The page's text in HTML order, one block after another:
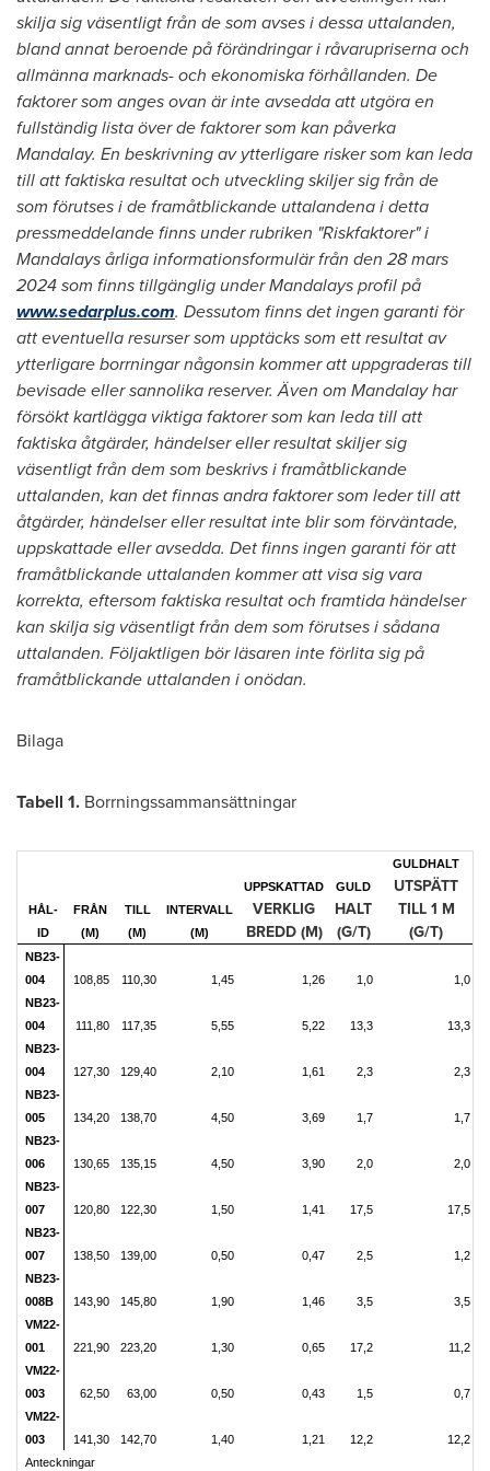
skilja sig väsentligt från de som avses i dessa uttalanden,
bland annat beroende på förändringar i råvarupriserna och
allmänna marknads- och ekonomiska förhållanden. De
faktorer som anges ovan är inte avsedda att utgöra en
fullständig lista över de faktorer som kan påverka
Mandalay. En beskrivning av ytterligare risker som kan leda
till att faktiska resultat och utveckling skiljer sig från de
som förutses i de framåtblickande uttalandena i detta
pressmeddelande finns under rubriken "Riskfaktorer" i
Mandalays årliga informationsformulär från den 28 mars
2024 som finns tillgänglig under Mandalays profil på
www.sedarplus.com. Dessutom finns det ingen garanti för
att eventuella resurser som upptäcks som ett resultat av
ytterligare borrningar någonsin kommer att uppgraderas till
bevisade eller sannolika reserver. Även om Mandalay har
försökt kartlägga viktiga faktorer som kan leda till att
faktiska åtgärder, händelser eller resultat skiljer sig
väsentligt från dem som beskrivs i framåtblickande
uttalanden, kan det finnas andra faktorer som leder till att
åtgärder, händelser eller resultat inte blir som förväntade,
uppskattade eller avsedda. Det finns ingen garanti för att
framåtblickande uttalanden kommer att visa sig vara
korrekta, eftersom faktiska resultat och framtida händelser
kan skilja sig väsentligt från dem som förutses i sådana
uttalanden. Följaktligen bör läsaren inte förlita sig på
framåtblickande uttalanden i onödan.
Bilaga
Tabell 1. Borrningssammansättningar
HÅL-
ID
FRÅN
(M)
TILL
(M)
INTERVALL
(M)
UPPSKATTAD
VERKLIG
BREDD (M)
GULD
HALT
(G/T)
GULDHALT
UTSPÄTT
TILL 1 M
(G/T)
NB23-
004
108,85 110,30 1,45 1,26 1,0
1,0
NB23-
004
111,80 117,35 5,55 5,22 13,3
13,3
NB23-
004
127,30 129,40 2,10 1,61 2,3
2,3
NB23-
005
134,20 138,70 4,50 3,69 1,7
1,7
NB23-
006
130,65 135,15 4,50 3,90 2,0
2,0
NB23-
007
120,80 122,30 1,50 1,41 17,5
17,5
NB23-
007
138,50 139,00 0,50 0,47 2,5
1,2
NB23-
008B
143,90 145,80 1,90 1,46 3,5
3,5
VM22-
001
221,90 223,20 1,30 0,65 17,2
11,2
VM22-
003
62,50 63,00 0,50 0,43 1,5
0,7
VM22-
003
141,30 142,70 1,40 1,21 12,2
12,2
Anteckningar